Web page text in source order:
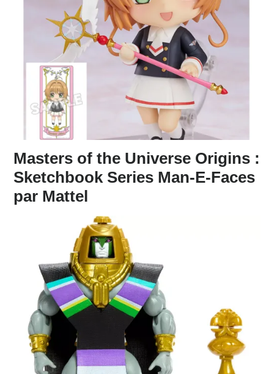
Masters of the Universe Origins :
Sketchbook Series Man-E-Faces
par Mattel